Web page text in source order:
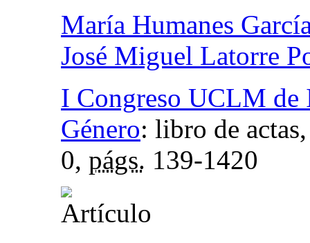
María Humanes
José Miguel Latorre
I Congreso UCLM de
Género: libro de actas
0, págs. 139-1420